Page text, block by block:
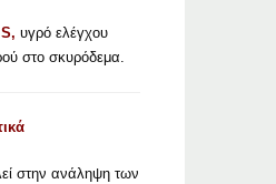
S,υγρό ελέγχου
στο σκυρόδεμα.
στην ανάληψη των